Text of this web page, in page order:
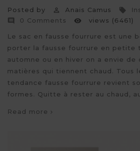
Posted by  Anais Camus 

0 Comments  views (6461)
Le sac en fausse fourrure est une
porter la fausse fourrure en petite
automne ou en hiver on a envie de
matières qui tiennent chaud. Tous
tendance fausse fourrure revient
formes. Quitte à rester au chaud,
Read more